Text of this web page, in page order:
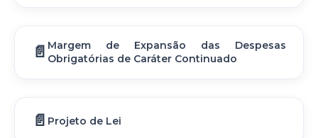
Margem de Expansão das Despesas
Obrigatórias de Caráter Continuado
Projeto de Lei